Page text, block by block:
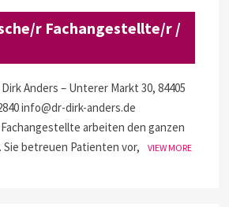
r Fachangestellte/r /
Anders – Unterer Markt 30, 84405
info@dr-dirk-anders.de
arbeiten den ganzen
Sie betreuen Patienten vor,
VIEW MORE